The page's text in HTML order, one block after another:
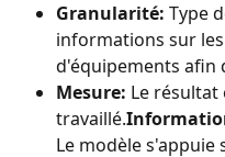
Granularité: Type
informations sur
d'équipements afin
Mesure: Le résultat
travaillé.
Le modèle